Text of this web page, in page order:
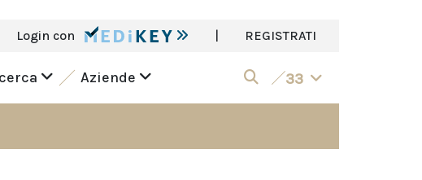
Login con | REGISTRATI
Aziende 33